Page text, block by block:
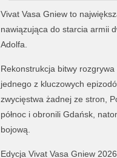
Vivat Vasa Gniew to
nawiązująca do starcia armii
Adolfa
Rekonstrukcja bitwy
jednego z kluczowych
zwycięstwa żadnej ze stron,
północ i obronili Gdańsk,
bojową.
Edycja Vivat Vasa Gniew